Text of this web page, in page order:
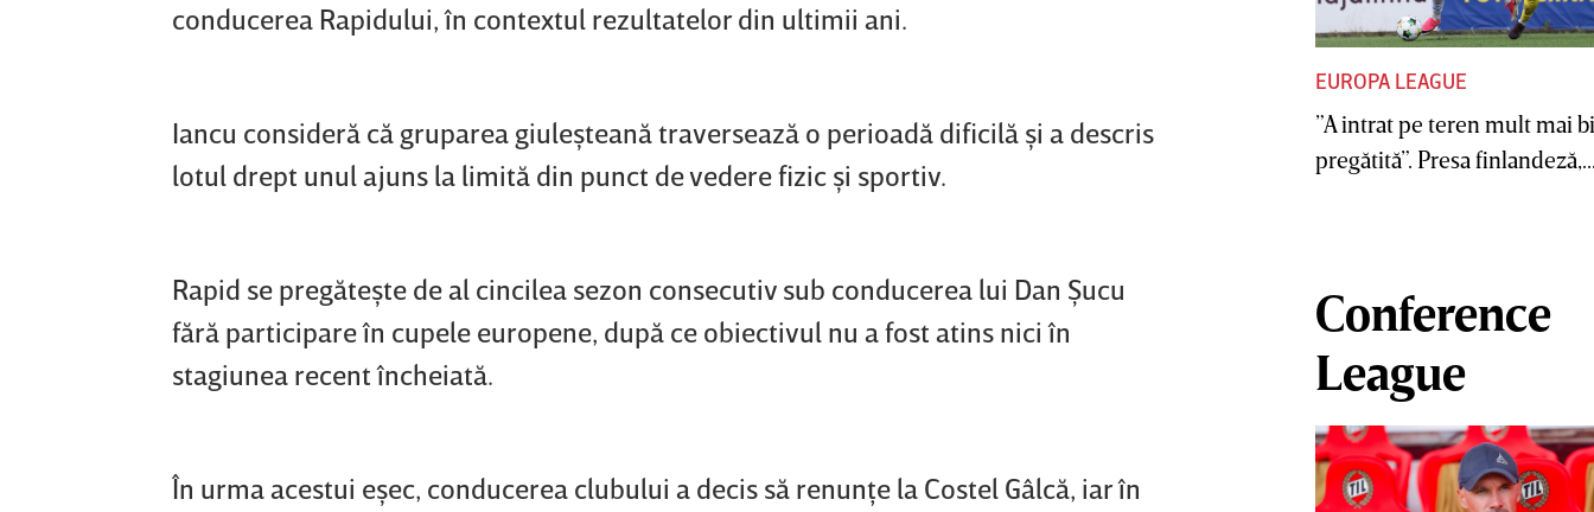
conducerea Rapidului, în contextul rezultatelor din ultimii ani.
Iancu consideră că gruparea giuleşteană traversează o perioadă dificilă şi a descris
lotul drept unul ajuns la limită din punct de vedere fizic şi sportiv.
Rapid se pregăteşte de al cincilea sezon consecutiv sub conducerea lui Dan Şucu
fără participare în cupele europene, după ce obiectivul nu a fost atins nici în
stagiunea recent încheiată.
În urma acestui eşec, conducerea clubului a decis să renunţe la Costel Gâlcă, iar în
EUROPA LEAGUE
”A intrat pe teren mult mai
pregătită”. Presa
Conference
League